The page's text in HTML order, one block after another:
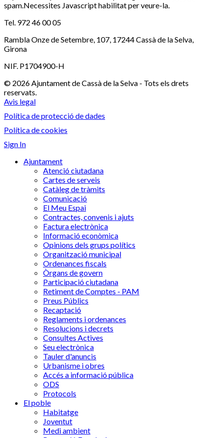
spam.Necessites Javascript habilitat per veure-la.
Tel. 972 46 00 05
Rambla Onze de Setembre, 107, 17244 Cassà de la Selva,
Girona
NIF. P1704900-H
© 2026 Ajuntament de Cassà de la Selva - Tots els drets
reservats.
Avis legal
Política de protecció de dades
Política de cookies
Sign In
Ajuntament
Atenció ciutadana
Cartes de serveis
Catàleg de tràmits
Comunicació
El Meu Espai
Contractes, convenis i ajuts
Factura electrònica
Informació econòmica
Opinions dels grups polítics
Organització municipal
Ordenances fiscals
Òrgans de govern
Participació ciutadana
Retiment de Comptes - PAM
Preus Públics
Recaptació
Reglaments i ordenances
Resolucions i decrets
Consultes Actives
Seu electrònica
Tauler d'anuncis
Urbanisme i obres
Accés a informació pública
ODS
Protocols
El poble
Habitatge
Joventut
Medi ambient